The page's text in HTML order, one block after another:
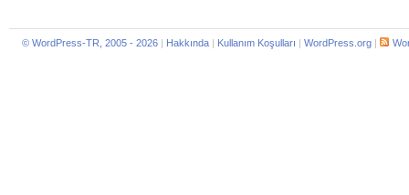
© WordPress-TR, 2005 - 2026 | Hakkında | Kullanım Koşulları | WordPress.org |